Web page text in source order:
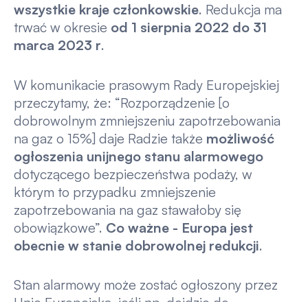
wszystkie kraje członkowskie. Redukcja ma
trwać w okresie od 1 sierpnia 2022 do 31
marca 2023 r.
W komunikacie prasowym Rady Europejskiej
przeczytamy, że: “Rozporządzenie [o
dobrowolnym zmniejszeniu zapotrzebowania
na gaz o 15%] daje Radzie także możliwość
ogłoszenia unijnego stanu alarmowego
dotyczącego bezpieczeństwa podaży, w
którym to przypadku zmniejszenie
zapotrzebowania na gaz stawałoby się
obowiązkowe”. Co ważne - Europa jest
obecnie w stanie dobrowolnej redukcji.
Stan alarmowy może zostać ogłoszony przez